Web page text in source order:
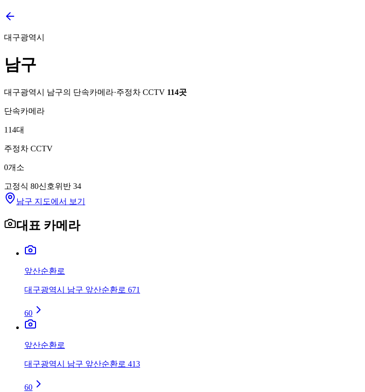
대구광역시
남구
대구광역시 남구의 단속카메라·주정차 CCTV 114곳
단속카메라
114대
주정차 CCTV
0개소
고정식 80신호위반 34
남구 지도에서 보기
대표 카메라
앞산순환로
대구광역시 남구 앞산순환로 671
60
앞산순환로
대구광역시 남구 앞산순환로 413
60